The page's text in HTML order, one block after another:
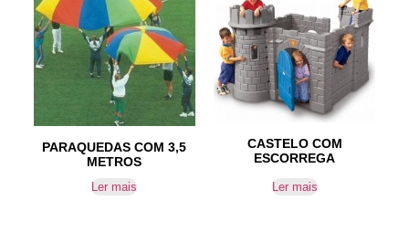
PARAQUEDAS COM 3,5
METROS
Ler mais
CASTELO COM
ESCORREGA
Ler mais